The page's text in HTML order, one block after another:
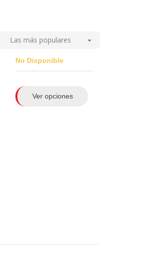
Las más populares
No Disponible
Ver opciones